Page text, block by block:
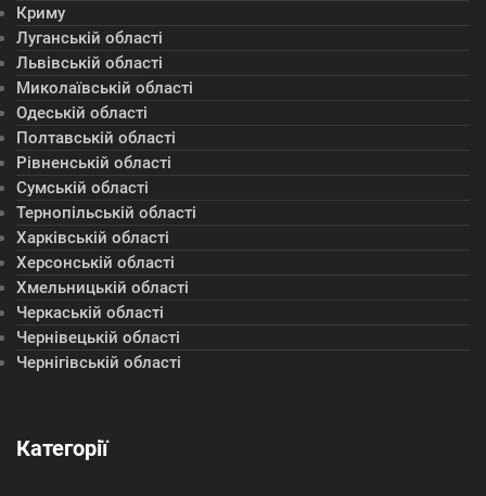
Криму
Луганській області
Львівській області
Миколаївській області
Одеській області
Полтавській області
Рівненській області
Сумській області
Тернопільській області
Харківській області
Херсонській області
Хмельницькій області
Черкаській області
Чернівецькій області
Чернігівській області
Категорії